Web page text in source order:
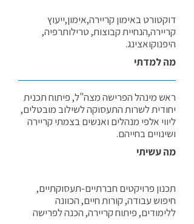
דוקטורט באימון קריירה,אימון,ייעוץ
קריירה,הנחיית קבוצות, טרילותרפיה,
היפנוקואצינג.
מה למדתי
ראש מינהל הפרישה מצה"ל, פיתוח תכנית
יחודית לשרות התעסוקה לשילוב מובטלים,
ליווי אלפי מנהלים ואנשים בצמתי קריירה
ושינויים בחייהם.
מה עשיתי
תכנון פרויקטים חברתיים-תעסוקתיים,
חיפוש עבודה, קורות חיים, הכוונה
ללימודים, פיתוח קריירה, הכנה לפרישה